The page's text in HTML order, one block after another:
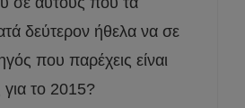
δεύτερον ήθελα να σε
που παρέχεις είναι
το 2015?